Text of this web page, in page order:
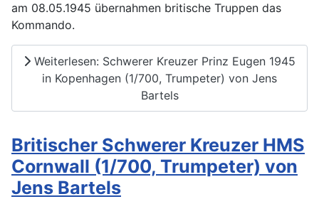
am 08.05.1945 übernahmen britische Truppen das
Kommando.
Weiterlesen: Schwerer Kreuzer Prinz Eugen 1945
in Kopenhagen (1/700, Trumpeter) von Jens
Bartels
Britischer Schwerer Kreuzer HMS
Cornwall (1/700, Trumpeter) von
Jens Bartels